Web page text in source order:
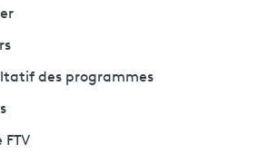
des programmes